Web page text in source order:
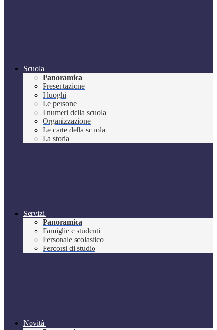
Scuola
Panoramica
Presentazione
I luoghi
Le persone
I numeri della scuola
Organizzazione
Le carte della scuola
La storia
Servizi
Panoramica
Famiglie e studenti
Personale scolastico
Percorsi di studio
Novità